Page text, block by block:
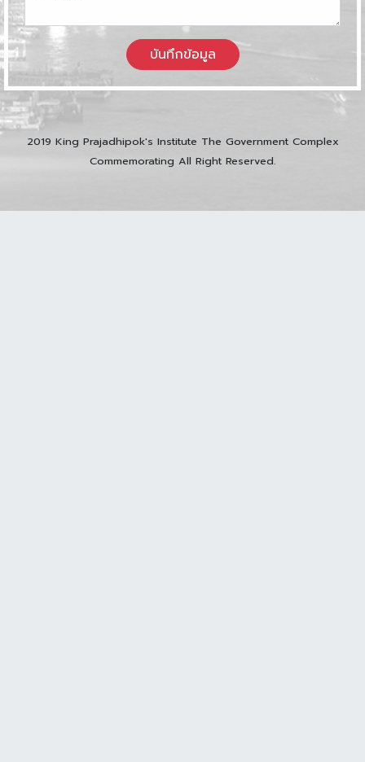
บันทึกข้อมูล
2019 King Prajadhipok's Institute The Government Complex
Commemorating All Right Reserved.